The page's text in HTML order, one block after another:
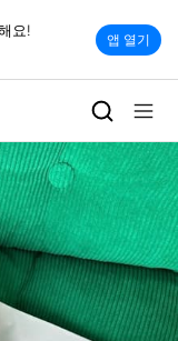
요!
앱 열기